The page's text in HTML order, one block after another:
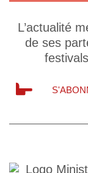
L’actualité
de ses